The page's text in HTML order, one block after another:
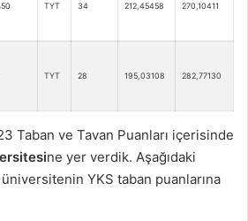
TYT 34 212,45458 270,10411
TYT 28 195,03108 282,77130
Taban ve Tavan Puanları içerisinde
ne yer verdik. Aşağıdaki
YKS taban puanlarına